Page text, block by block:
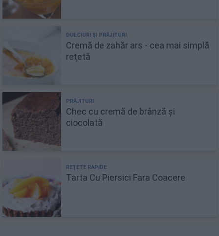
Cremă de zahăr ars - cea mai simplă
rețetă
Chec cu cremă de brânză și
ciocolată
Tarta Cu Piersici Fara Coacere